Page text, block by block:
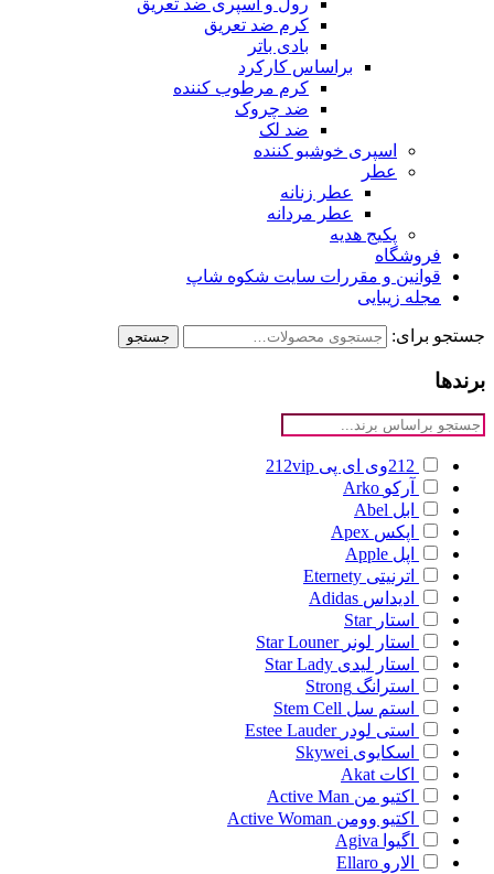
رول و اسپری ضد تعریق
کرم ضد تعریق
بادی باتر
براساس کارکرد
کرم مرطوب کننده
ضد چروک
ضد لک
اسپری خوشبو کننده
عطر
عطر زنانه
عطر مردانه
پکیج هدیه
فروشگاه
قوانین و مقررات سایت شکوه شاپ
مجله زیبایی
جستجو برای: جستجو
برندها
212وی ای پی
212vip
آرکو Arko
ابل Abel
اپکس Apex
اپل Apple
اترنیتی Eternety
ادیداس Adidas
استار Star
استار لونر Star Louner
استار لیدی Star Lady
استرانگ Strong
استم سل Stem Cell
استی لودر Estee Lauder
اسکایوی Skywei
اکات Akat
اکتیو من Active Man
اکتیو وومن Active Woman
اگیوا Agiva
الارو Ellaro